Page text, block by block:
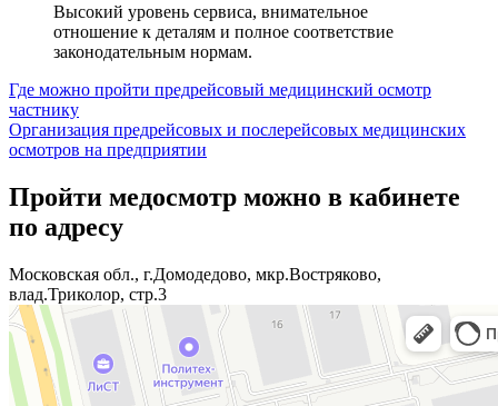
Высокий уровень сервиса, внимательное
отношение к деталям и полное соответствие
законодательным нормам.
Навигация
по
записям
Где можно пройти предрейсовый медицинский осмотр
частнику
Организация предрейсовых и послерейсовых медицинских
осмотров на предприятии
Пройти медосмотр можно в кабинете
по адресу
Московская обл., г.Домодедово, мкр.Востряково,
влад.Триколор, стр.3